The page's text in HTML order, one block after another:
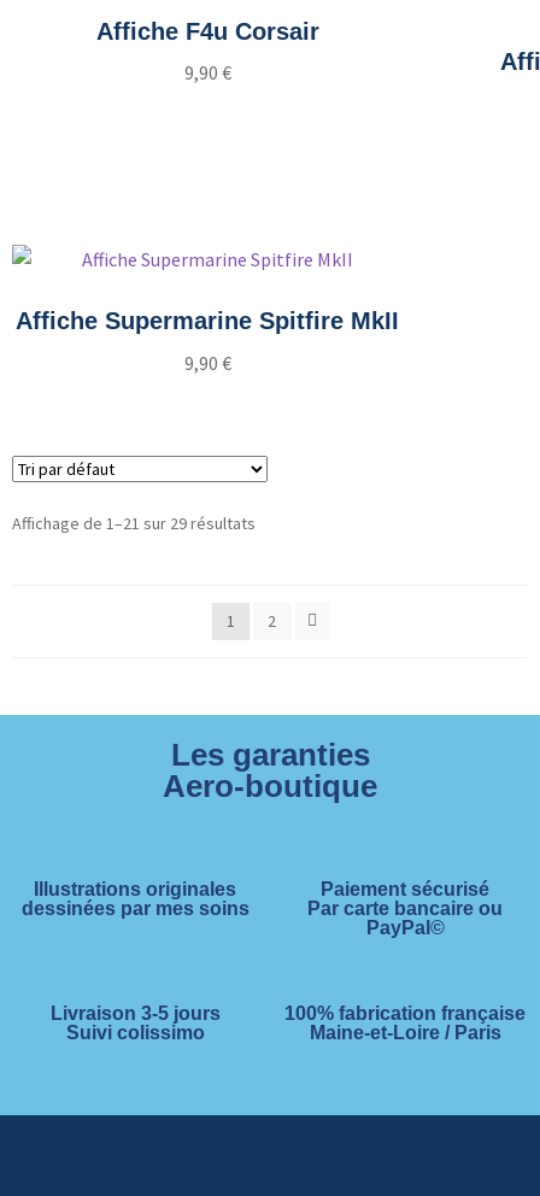
Affiche F4u Corsair
9,90 €
Affiche Supermarine Spitfire MkII
9,90 €
Affichage de 1–21 sur 29 résultats
1 2
Les garanties
Aero-boutique
Illustrations originales
dessinées par mes soins
Paiement sécurisé
Par carte bancaire ou
PayPal©
Livraison 3-5 jours
Suivi colissimo
100% fabrication française
Maine-et-Loire / Paris